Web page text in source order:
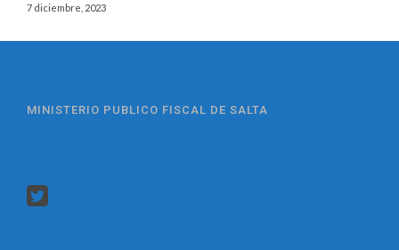
7 diciembre, 2023
MINISTERIO PUBLICO FISCAL DE SALTA